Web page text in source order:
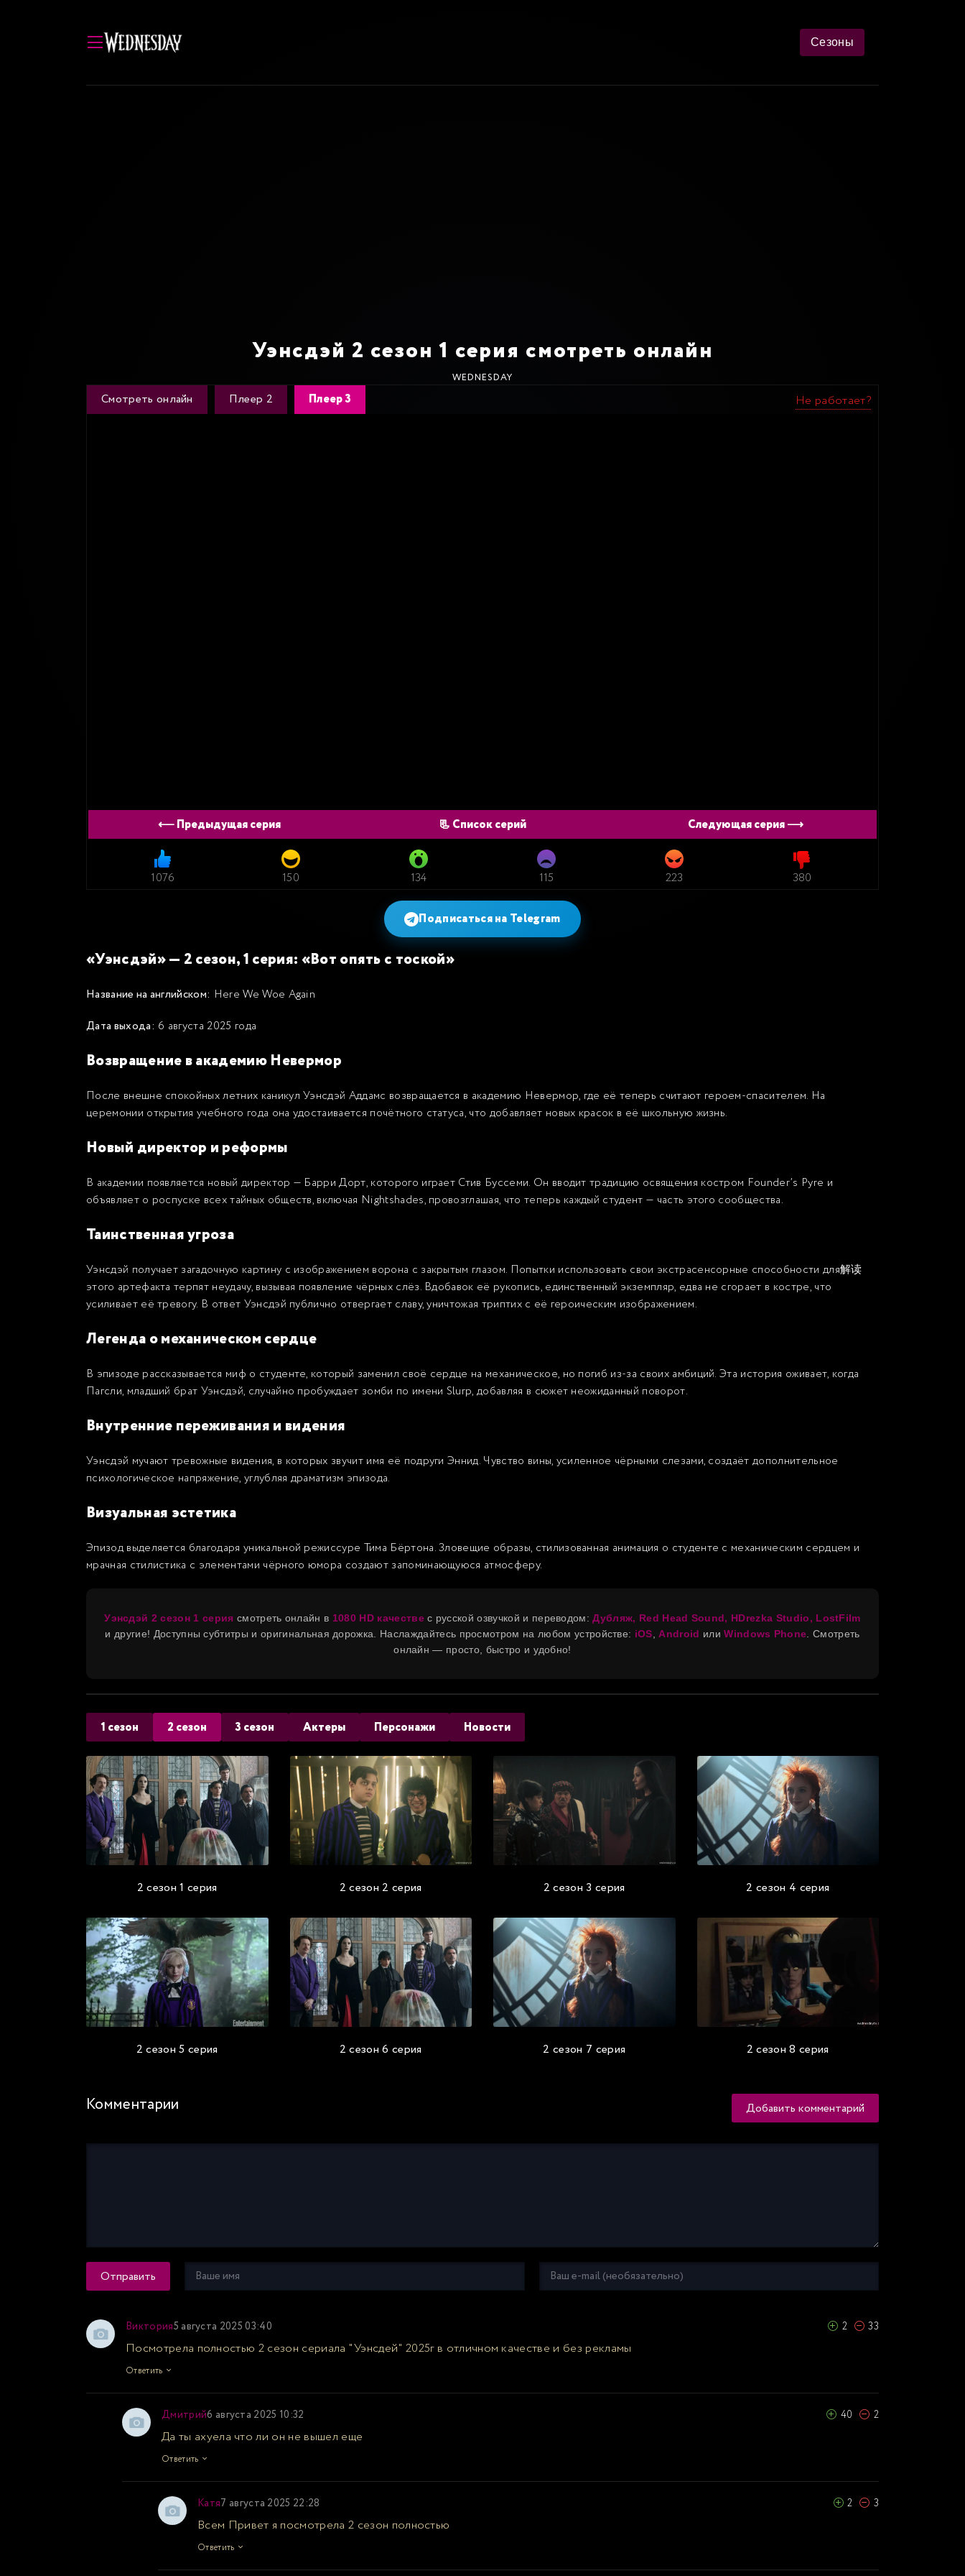
Сезоны
Уэнсдэй 2 сезон 1 серия смотреть онлайн
WEDNESDAY
Смотреть онлайн Плеер 2 Плеер 3 Не работает?
⟵ Предыдущая серия 📃 Список серий Следующая серия ⟶
1076 150 134 115 223 380
Подписаться на Telegram
«Уэнсдэй» — 2 сезон, 1 серия: «Вот опять с тоской»
Название на английском: Here We Woe Again
Дата выхода: 6 августа 2025 года
Возвращение в академию Невермор
После внешне спокойных летних каникул Уэнсдэй Аддамс возвращается в академию Невермор, где её теперь считают героем-спасителем. На
церемонии открытия учебного года она удостаивается почётного статуса, что добавляет новых красок в её школьную жизнь.
Новый директор и реформы
В академии появляется новый директор — Барри Дорт, которого играет Стив Бусcеми. Он вводит традицию освящения костром Founder’s Pyre и
объявляет о роспуске всех тайных обществ, включая Nightshades, провозглашая, что теперь каждый студент — часть этого сообщества.
Таинственная угроза
Уэнсдэй получает загадочную картину с изображением ворона с закрытым глазом. Попытки использовать свои экстрасенсорные способности для解读
этого артефакта терпят неудачу, вызывая появление чёрных слёз. Вдобавок её рукопись, единственный экземпляр, едва не сгорает в костре, что
усиливает её тревогу. В ответ Уэнсдэй публично отвергает славу, уничтожая триптих с её героическим изображением.
Легенда о механическом сердце
В эпизоде рассказывается миф о студенте, который заменил своё сердце на механическое, но погиб из-за своих амбиций. Эта история оживает, когда
Пагсли, младший брат Уэнсдэй, случайно пробуждает зомби по имени Slurp, добавляя в сюжет неожиданный поворот.
Внутренние переживания и видения
Уэнсдэй мучают тревожные видения, в которых звучит имя её подруги Эннид. Чувство вины, усиленное чёрными слезами, создаёт дополнительное
психологическое напряжение, углубляя драматизм эпизода.
Визуальная эстетика
Эпизод выделяется благодаря уникальной режиссуре Тима Бёртона. Зловещие образы, стилизованная анимация о студенте с механическим сердцем и
мрачная стилистика с элементами чёрного юмора создают запоминающуюся атмосферу.
Уэнсдэй 2 сезон 1 серия смотреть онлайн в 1080 HD качествес русской озвучкой и переводом:Дубляж, Red Head Sound, HDrezka Studio, LostFilm
и другие! Доступны субтитры и оригинальная дорожка. Наслаждайтесь просмотром на любом устройстве: iOS Android илиWindows Phone . Смотреть
онлайн — просто, быстро и удобно!
1 сезон 2 сезон 3 сезон Актеры Персонажи Новости
2 сезон 1 серия 2 сезон 2 серия 2 сезон 3 серия 2 сезон 4 серия
2 сезон 5 серия 2 сезон 6 серия 2 сезон 7 серия 2 сезон 8 серия
Комментарии Добавить комментарий
Отправить
Виктория5 августа 2025 03:40 2 33
Посмотрела полностью 2 сезон сериала "Уэнсдей" 2025г в отличном качестве и без рекламы
Ответить
Дмитрий6 августа 2025 10:32 40 2
Да ты ахуела что ли он не вышел еще
Ответить
Катя7 августа 2025 22:28 2 3
Всем Привет я посмотрела 2 сезон полностью
Ответить